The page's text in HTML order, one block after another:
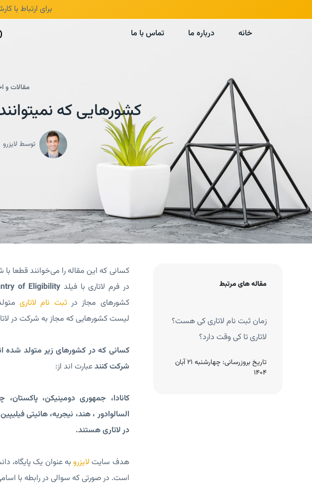
برای ارتباط با
خانه درباره ما تماس با ما
مقالات و
کشورهایی که
توسط لایزرو
مقاله های مرتبط
زمان ثبت نام لاتاری کی هست؟
لاتاری تا کی وقت دارد؟
تاریخ بروزرسانی:
چهارشنبه 21 آبان
1404
کسانی که این مقاله را می‌خوانند قطعا با
در فرم لاتاری با فیلد of Eligibility
کشورهای مجاز درثبت نام لاتاری
لیست کشورهایی که مجاز به شرکت در
کسانی که در کشورهای زیر متولد شده
شرکت کنندعبارت اند از:
کانادا، جمهوری دومینیکن، پاکستان،
السالوادور ، هند، نیجریه، هائیتی
در لاتاری هستند.
هدف سایت لایزروبه عنوان یک پایگاه،
است. در صورتی که سوالی در رابطه با